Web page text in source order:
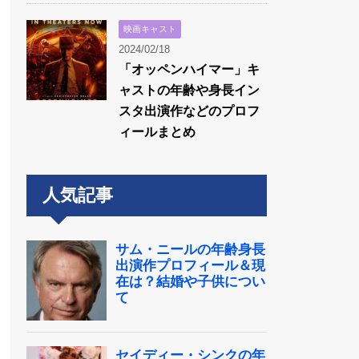
映画キャスト
2024/02/18
「オッペンハイマー」キ
ャストの年齢や身長イン
スタ出演作などのプロフ
ィールまとめ
人気記事